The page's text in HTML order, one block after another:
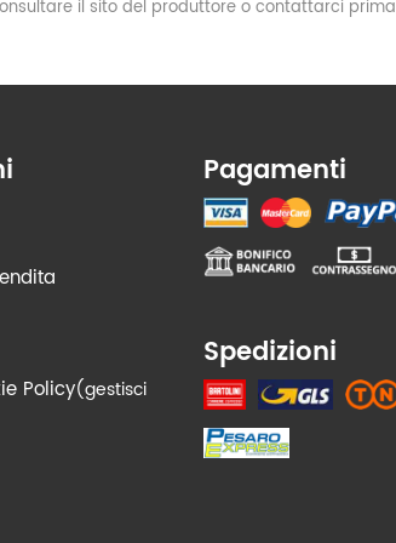
il sito del produttore o contattarci prima
Policy(gestisci
Pagamenti
Spedizioni